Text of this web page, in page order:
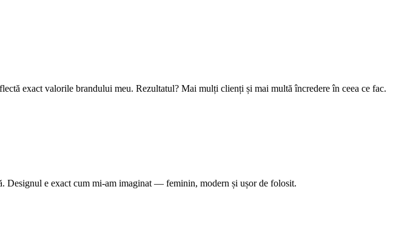
exact valorile brandului meu. Rezultatul? Mai mulți clienți și mai multă încredere în ceea ce fac.
Designul e exact cum mi-am imaginat — feminin, modern și ușor de folosit.